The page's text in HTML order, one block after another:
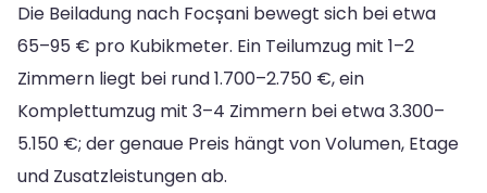
Die Beiladung nach Focșani bewegt sich bei etwa
65–95 € pro Kubikmeter. Ein Teilumzug mit 1–2
Zimmern liegt bei rund 1.700–2.750 €, ein
Komplettumzug mit 3–4 Zimmern bei etwa 3.300–
5.150 €; der genaue Preis hängt von Volumen, Etage
und Zusatzleistungen ab.